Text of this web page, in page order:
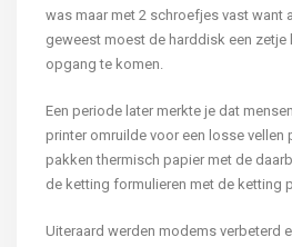
was maar met 2 schroefjes vast want
geweest moest de harddisk een zetje
opgang te komen.
Een periode later merkte je dat
printer omruilde voor een losse vellen
pakken thermisch papier met de
de ketting formulieren met de ketting
Uiteraard werden modems verbeterd